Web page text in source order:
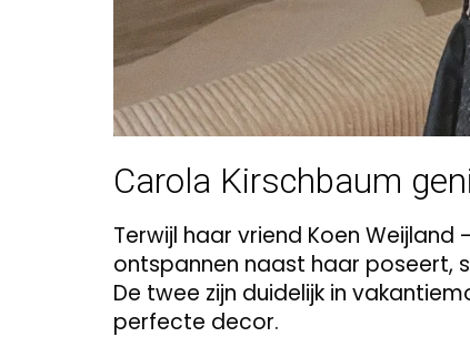
Carola Kirschbaum
Terwijl haar vriend Koen
ontspannen naast haar poseert,
De twee zijn duidelijk in
perfecte decor.